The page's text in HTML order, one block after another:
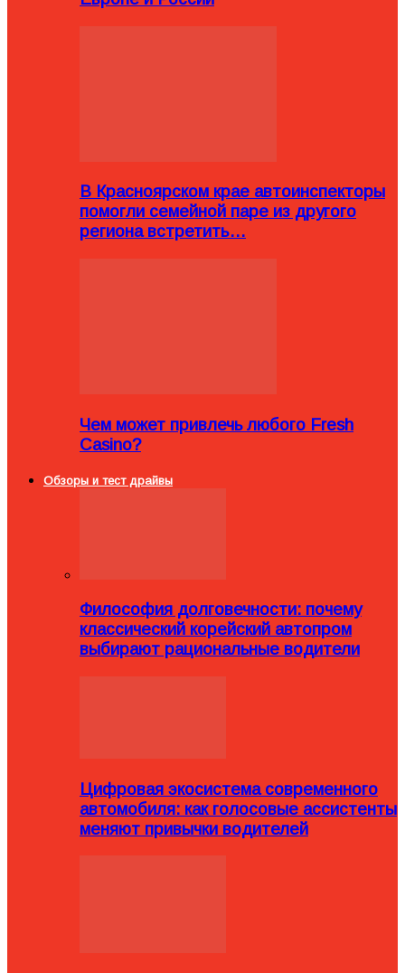
В Красноярском крае автоинспекторы
помогли семейной паре из другого
региона встретить…
Чем может привлечь любого Fresh
Casino?
Обзоры и тест драйвы
Философия долговечности: почему
классический корейский автопром
выбирают рациональные водители
Цифровая экосистема современного
автомобиля: как голосовые ассистенты
меняют привычки водителей